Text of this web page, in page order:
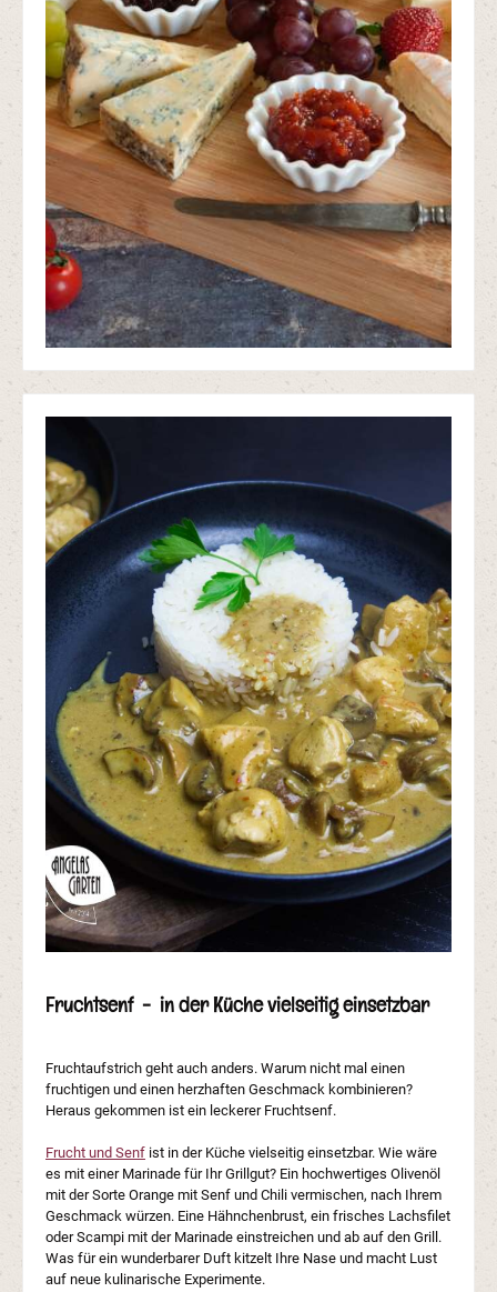
Fruchtsenf - in der Küche vielseitig einsetzbar
Fruchtaufstrich geht auch anders. Warum nicht mal einen
fruchtigen und einen herzhaften Geschmack kombinieren?
Heraus gekommen ist ein leckerer Fruchtsenf.
Frucht und Senf ist in der Küche vielseitig einsetzbar. Wie wäre
es mit einer Marinade für Ihr Grillgut? Ein hochwertiges Olivenöl
mit der Sorte Orange mit Senf und Chili vermischen, nach Ihrem
Geschmack würzen. Eine Hähnchenbrust, ein frisches Lachsfilet
oder Scampi mit der Marinade einstreichen und ab auf den Grill.
Was für ein wunderbarer Duft kitzelt Ihre Nase und macht Lust
auf neue kulinarische Experimente.